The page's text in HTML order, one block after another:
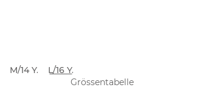
M/14 Y.
L/16 Y.
Grössentabelle